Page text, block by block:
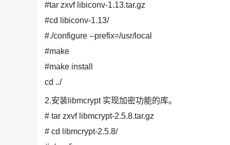
#tar zxvf libiconv-1.13.tar.gz
#cd libiconv-1.13/
#./configure --prefix=/usr/local
#make
#make install
cd ../
2.安装libmcrypt 实现加密功能的库。
# tar zxvf libmcrypt-2.5.8.tar.gz
# cd libmcrypt-2.5.8/